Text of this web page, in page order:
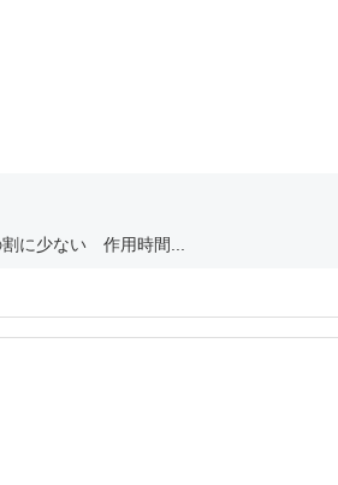
に少ない 作用時間...